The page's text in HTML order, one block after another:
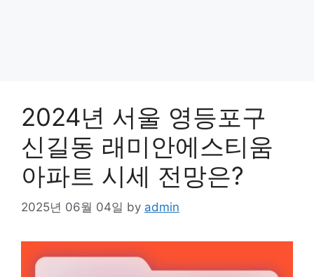
2024년 서울 영등포구
신길동 래미안에스티움
아파트 시세 전망은?
2025년 06월 04일 by admin